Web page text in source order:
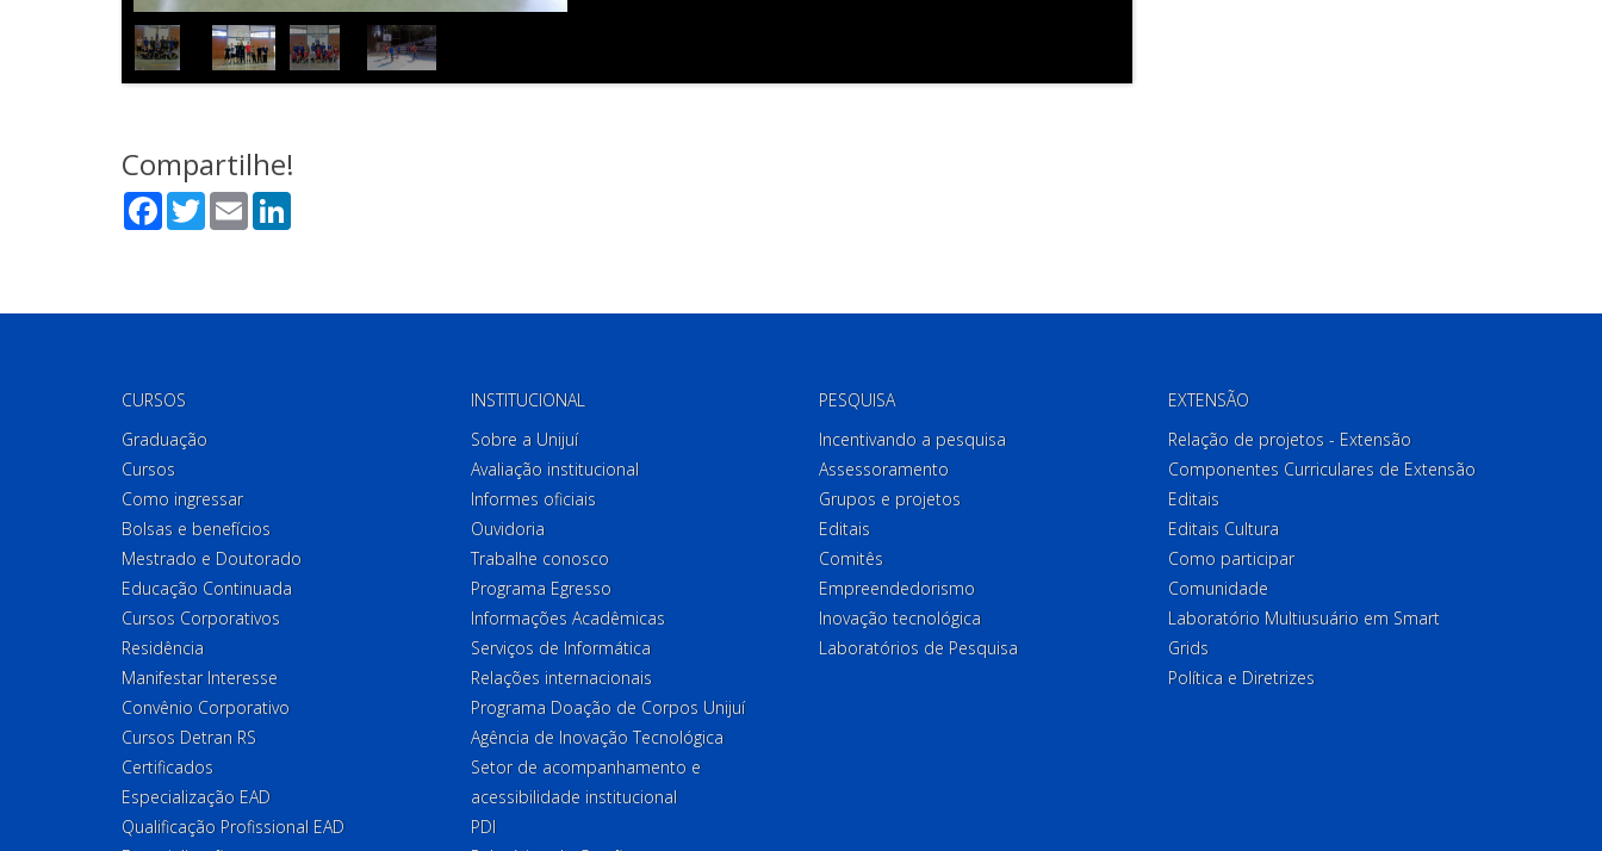
Compartilhe!
Facebook
TwitterEmail
CURSOS
Graduação
Cursos
Como ingressar
Bolsas e benefícios
Mestrado e Doutorado
Educação Continuada
Cursos Corporativos
Residência
Manifestar Interesse
Convênio Corporativo
Cursos Detran RS
Certificados
Especialização EAD
Qualificação Profissional EAD
INSTITUCIONAL
Sobre a Unijuí
Avaliação institucional
Informes oficiais
Ouvidoria
Trabalhe conosco
Programa Egresso
Informações Acadêmicas
Serviços de Informática
Relações internacionais
Programa Doação de Corpos Unijuí
Agência de Inovação Tecnológica
Setor de acompanhamento e
acessibilidade institucional
PDI
PESQUISA
Incentivando a pesquisa
Assessoramento
Grupos e projetos
Editais
Comitês
Empreendedorismo
Inovação tecnológica
Laboratórios de Pesquisa
EXTENSÃO
Relação de projetos - Extensão
Componentes Curriculares de Extensão
Editais
Editais Cultura
Como participar
Comunidade
Laboratório Multiusuário em Smart
Grids
Política e Diretrizes